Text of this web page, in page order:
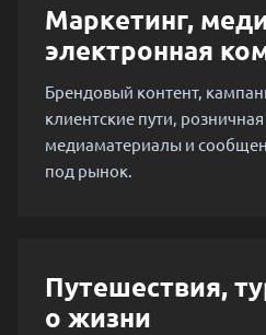
Маркетинг,
электронная
Брендовый контент,
клиентские пути,
медиаматериалы и
под рынок.
Путешествия,
о жизни